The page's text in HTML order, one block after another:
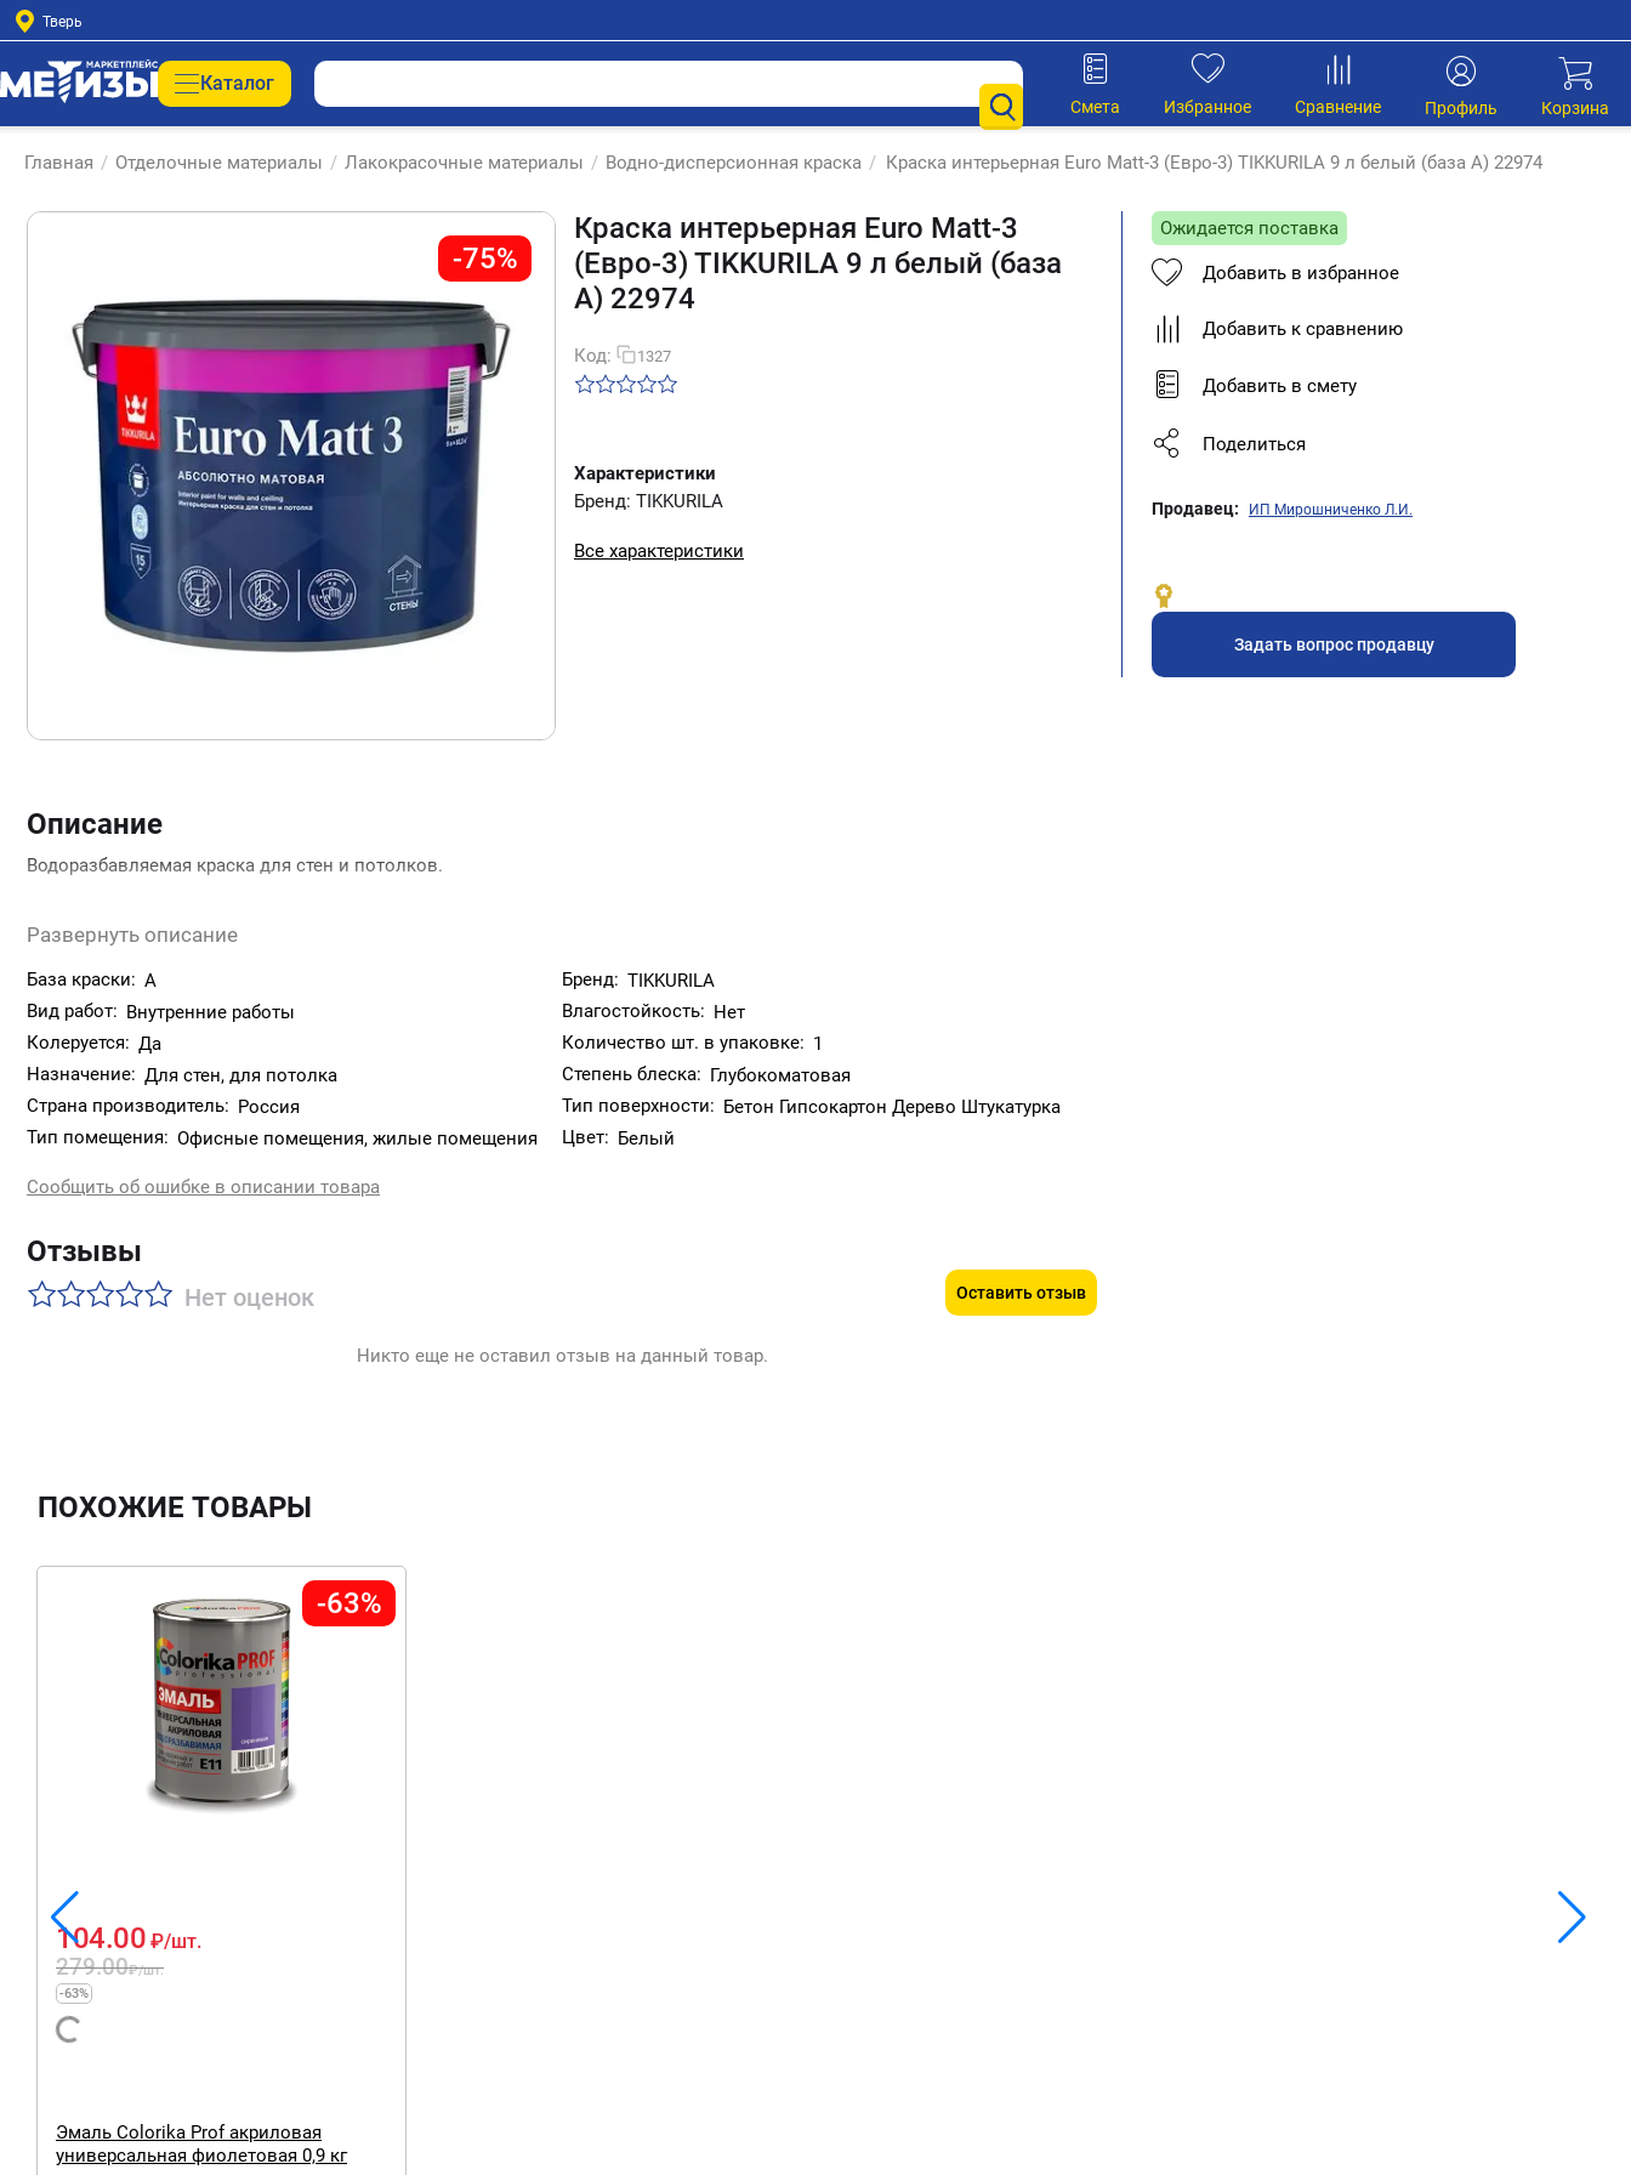
Тверь
Каталог
Корзина
Профиль
Сравнение
Избранное
Смета
Главная / Отделочные материалы / Лакокрасочные материалы / Водно-дисперсионная краска / Краска интерьерная Euro Matt-3 (Евро-3) TIKKURILA 9 л белый (база А) 22974
-75%
Краска интерьерная Euro Matt-3
(Евро-3) TIKKURILA 9 л белый (база
А) 22974
Код: 1327
Характеристики
Бренд: TIKKURILA
Все характеристики
Описание
Водоразбавляемая краска для стен и потолков.
зашпатлеванным поверхностям, гипсокартону, древесностружечным и древесноволокнистым плитам. Может
использоваться в детских учреждениях и помещениях административной группы лечебно-профилактических
учреждений.
Метод нанесения: наносится кистью, распылением или валиком.
Блеск: глубокоматовый
Расход: 10-12 м²/л по ровной невпитывающей поверхности; 7-9 м²/л по неровной впитывающей поверхности.
Время высыхания: (при 20±2°C и относительной влажности 65±5 %)
После мытья допускается небольшое изменение блеска покрытия.
Развернуть описание
База краски: A Бренд: TIKKURILA
Вид работ: Внутренние работы Влагостойкость: Нет
Колеруется: Да Количество шт. в упаковке: 1
Назначение: Для стен, для потолка Степень блеска: Глубокоматовая
Страна производитель: Россия Тип поверхности: Бетон Гипсокартон Дерево Штукатурка
Тип помещения: Офисные помещения, жилые помещения Цвет: Белый
Сообщить об ошибке в описании товара
Отзывы
Нет оценок Оставить отзыв
Никто еще не оставил отзыв на данный товар.
Ожидается поставка
Добавить в избранное
Добавить к сравнению
Добавить в смету
Поделиться
Продавец: ИП Мирошниченко Л.И.
Задать вопрос продавцу
ПОХОЖИЕ ТОВАРЫ
-63%
279.00₽/шт.
104.00 ₽/шт.
-63%
Эмаль Colorika Prof акриловая
универсальная фиолетовая 0,9 кг